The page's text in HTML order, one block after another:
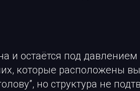
и остаётся под давлением
которые расположены
но структура не